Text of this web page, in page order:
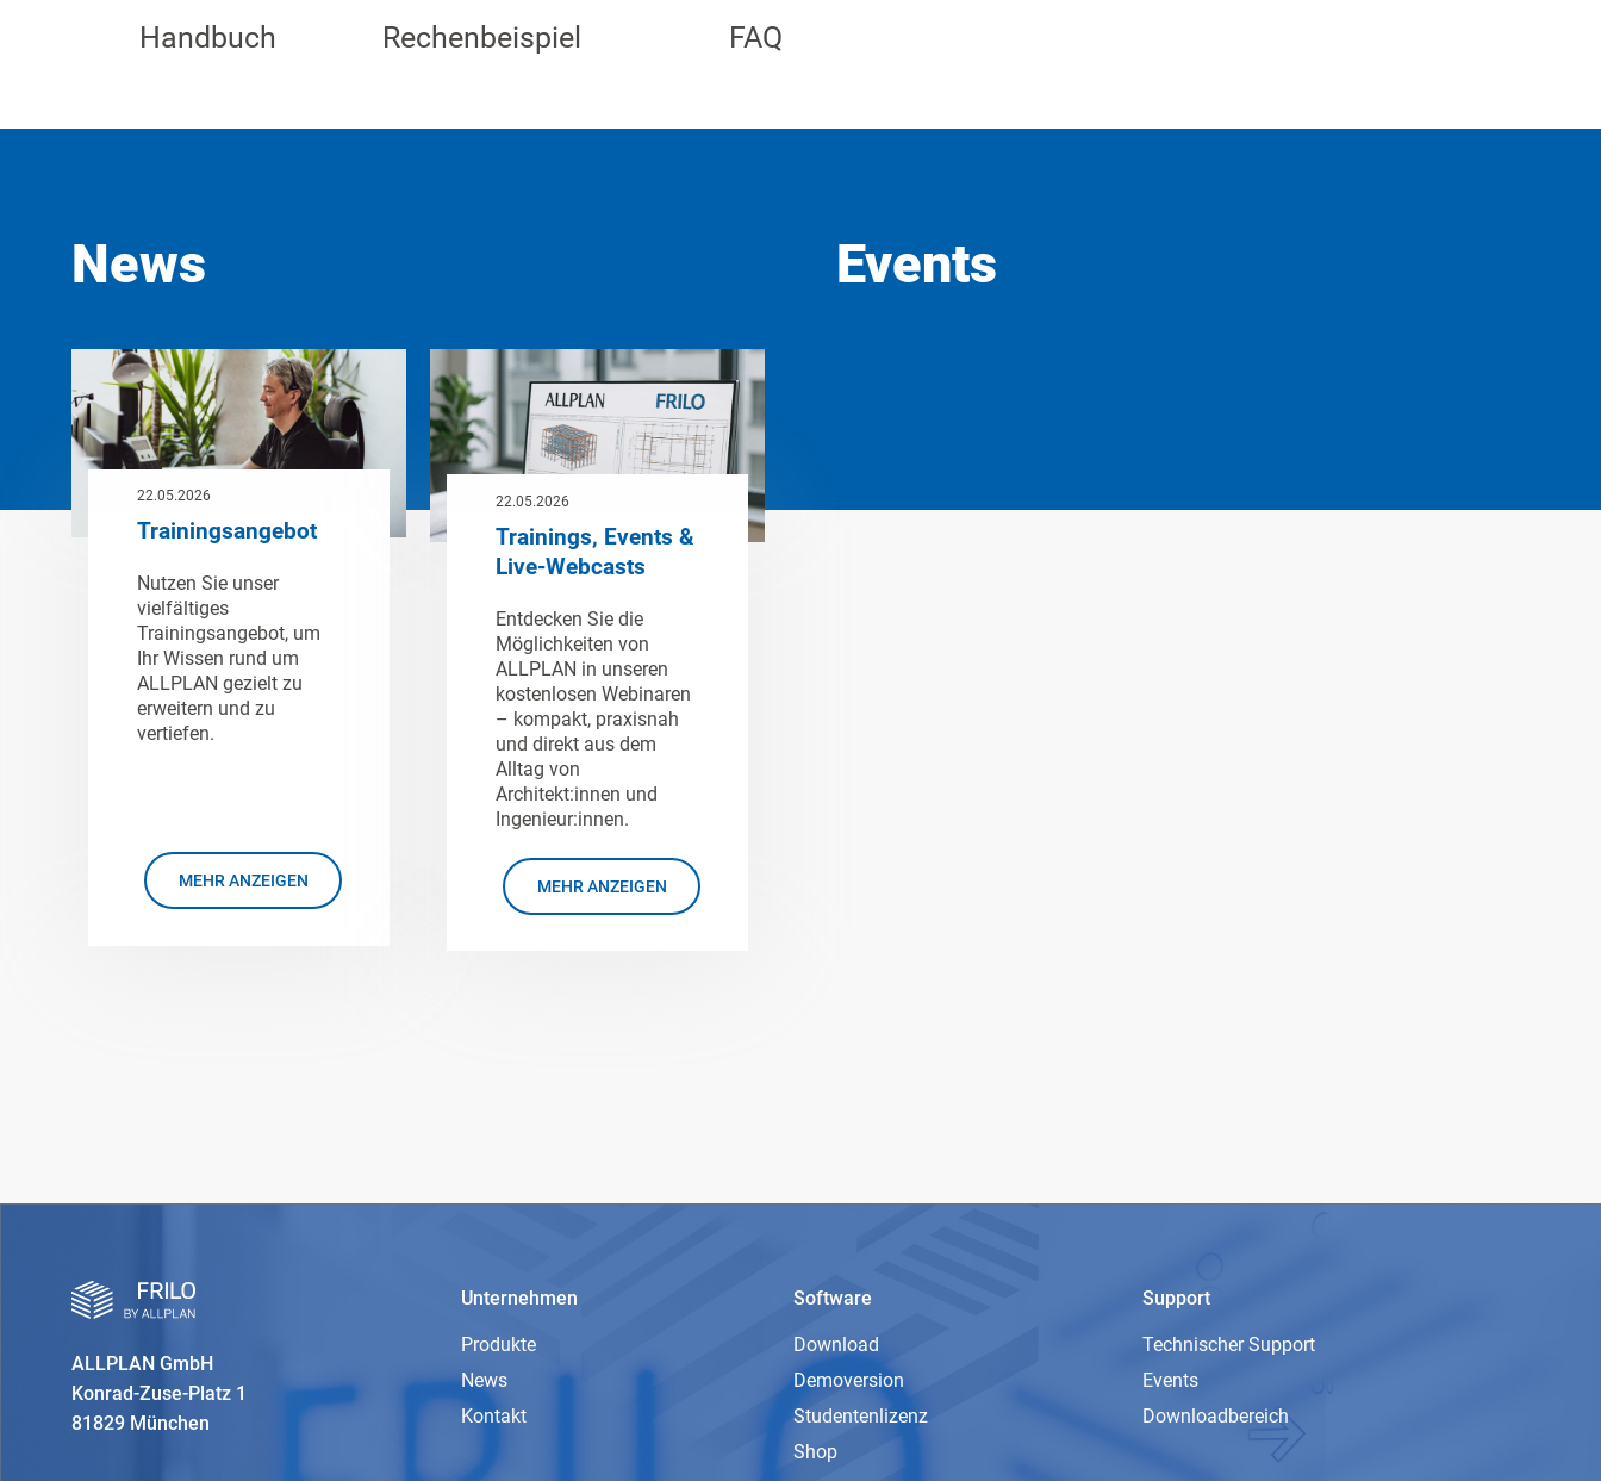
Handbuch Rechenbeispiel FAQ
News
22.05.2026
Trainingsangebot
Nutzen Sie unser
vielfältiges
Trainingsangebot, um
Ihr Wissen rund um
ALLPLAN gezielt zu
erweitern und zu
vertiefen.
MEHR ANZEIGEN
22.05.2026
Trainings, Events &
Live-Webcasts
Entdecken Sie die
Möglichkeiten von
ALLPLAN in unseren
kostenlosen Webinaren
– kompakt, praxisnah
und direkt aus dem
Alltag von
Architekt:innen und
Ingenieur:innen.
MEHR ANZEIGEN
Events
ALLPLAN GmbH
Konrad-Zuse-Platz 1
81829 München
Unternehmen
Produkte
News
Kontakt
Software
Download
Demoversion
Studentenlizenz
Shop
Support
Technischer Support
Events
Downloadbereich